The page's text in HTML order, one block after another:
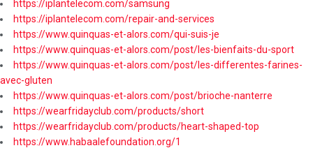
https://iplantelecom.com/samsung
https://iplantelecom.com/repair-and-services
https://www.quinquas-et-alors.com/qui-suis-je
https://www.quinquas-et-alors.com/post/les-bienfaits-du-sport
https://www.quinquas-et-alors.com/post/les-differentes-farines-
avec-gluten
https://www.quinquas-et-alors.com/post/brioche-nanterre
https://wearfridayclub.com/products/short
https://wearfridayclub.com/products/heart-shaped-top
https://www.habaalefoundation.org/1